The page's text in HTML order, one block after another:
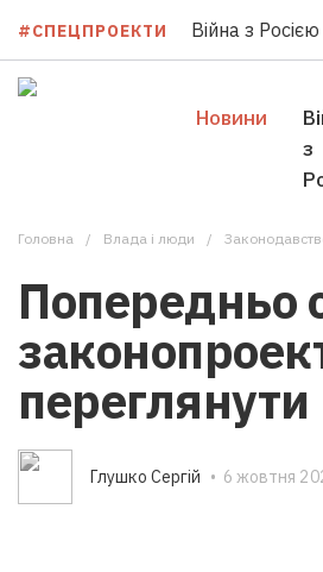
#СПЕЦПРОЕКТИ Війна з Росією
Новини
з
Головна Влада i люди
Попередньо
переглянути
Глушко Сергій • 6 жовтня